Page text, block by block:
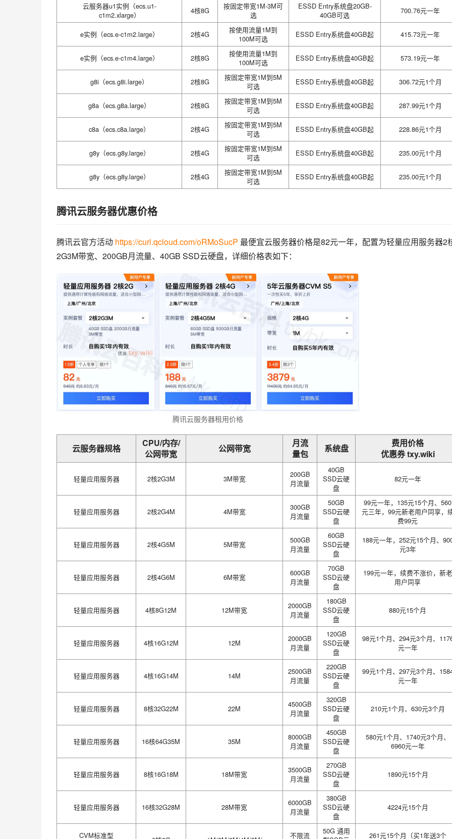
云服务器u1实例（ecs.u1-
c1m2.xlarge）
4核8G
按固定带宽1M-3M可
选
ESSD Entry系统盘20GB-
40GB可选
700.76元一年
e实例（ecs.e-c1m2.large） 2核4G
按使用流量1M到
100M可选
ESSD Entry系统盘40GB起 415.73元一年
e实例（ecs.e-c1m4.large） 2核8G
按使用流量1M到
100M可选
ESSD Entry系统盘40GB起 573.19元一年
g8i（ecs.g8i.large） 2核8G
按固定带宽1M到5M
可选
ESSD Entry系统盘40GB起 306.72元1个月
g8a（ecs.g8a.large） 2核8G
按固定带宽1M到5M
可选
ESSD Entry系统盘40GB起 287.99元1个月
c8a（ecs.c8a.large） 2核4G
按固定带宽1M到5M
可选
ESSD Entry系统盘40GB起 228.86元1个月
g8y（ecs.g8y.large） 2核4G
按固定带宽1M到5M
可选
ESSD Entry系统盘40GB起 235.00元1个月
g8y（ecs.g8y.large） 2核4G
按固定带宽1M到5M
可选
ESSD Entry系统盘40GB起 235.00元1个月
腾讯云服务器优惠价格
腾讯云官方活动 https://curl.qcloud.com/oRMoSucP 最便宜云服务器价格是82元一年，配置为轻量应用服务器2
2G3M带宽、200GB月流量、40GB SSD云硬盘，详细价格表如下：
腾讯云服务器租用价格
云服务器规格
CPU/内存/
公网带宽
公网带宽
月流
量包
系统盘
费用价格
优惠券 txy.wiki
轻量应用服务器 2核2G3M 3M带宽
200GB
月流量
40GB
SSD云硬
盘
82元一年
轻量应用服务器 2核2G4M 4M带宽
300GB
月流量
50GB
SSD云硬
盘
99元一年，135元15个月、560
元三年，99元新老用户同享，
费99元
轻量应用服务器 2核4G5M 5M带宽
500GB
月流量
60GB
SSD云硬
盘
188元一年，252元15个月、
元3年
轻量应用服务器 2核4G6M 6M带宽
600GB
月流量
70GB
SSD云硬
盘
199元一年，续费不涨价，新老
用户同享
轻量应用服务器 4核8G12M 12M带宽
2000GB
月流量
180GB
SSD云硬
盘
880元15个月
轻量应用服务器 4核16G12M 12M
2000GB
月流量
120GB
SSD云硬
盘
98元1个月、294元3个月、
元一年
轻量应用服务器 4核16G14M 14M
2500GB
月流量
220GB
SSD云硬
盘
99元1个月、297元3个月、
元一年
轻量应用服务器 8核32G22M 22M
4500GB
月流量
320GB
SSD云硬
盘
210元1个月、630元3个月
轻量应用服务器 16核64G35M 35M
8000GB
月流量
450GB
SSD云硬
盘
580元1个月、1740元3个月、
6960元一年
轻量应用服务器 8核16G18M 18M带宽
3500GB
月流量
270GB
SSD云硬
盘
1890元15个月
轻量应用服务器 16核32G28M 28M带宽
6000GB
月流量
380GB
SSD云硬
盘
4224元15个月
CVM标准型 不限流
50G 通用
261元15个月（买1年送3个